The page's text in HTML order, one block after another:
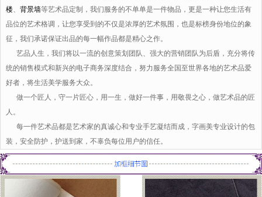
楼、 背景墙等艺术品定制，我们服务的不单单是一件物品，更是一种让您生活有
品位的艺术格调，让您享受到的不仅是浓厚的艺术氛围，也是标榜身份地位的象
征，我们承诺保证出品的每一幅作品都是精心之作。
艺品人生，我们将以一流的创意策划团队、强大的营销团队为后盾，充分将传
统的销售模式和新兴的电子商务深度结合，努力服务全国至世界各地的艺术品爱
好者，将生活美学服务大众。
做一个匠人，守一片匠心，用一生，做好一件事，用敬畏之心，做艺术品的匠
人。
每一件艺术品都是艺术家的真诚心和专业手艺凝结而成，字画美专业设计的包
装，安全防护，护送到家，不辜负每位用户的信任。